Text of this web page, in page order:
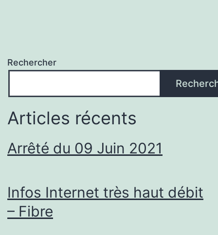
Rechercher
Articles récents
Arrêté du 09 Juin 2021
Infos Internet très haut débit
– Fibre